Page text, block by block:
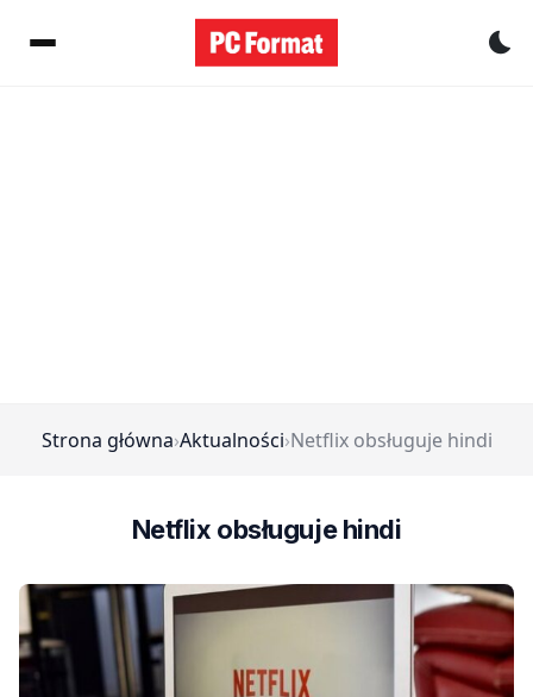
Strona główna›Aktualności›Netflix obsługuje hindi
Netflix obsługuje hindi